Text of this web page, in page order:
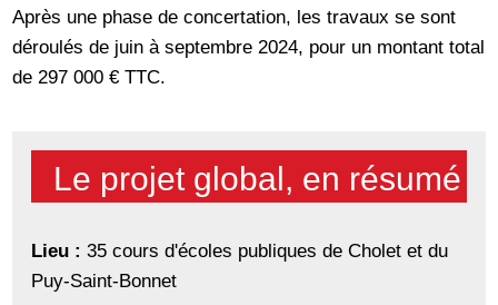
Après une phase de concertation, les travaux se sont
déroulés de juin à septembre 2024, pour un montant total
de 297 000 € TTC.
Le projet global, en résumé
Lieu :35 cours d'écoles publiques de Cholet et du
Puy-Saint-Bonnet